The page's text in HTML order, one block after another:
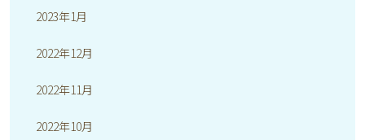
2023年1月
2022年12月
2022年11月
2022年10月